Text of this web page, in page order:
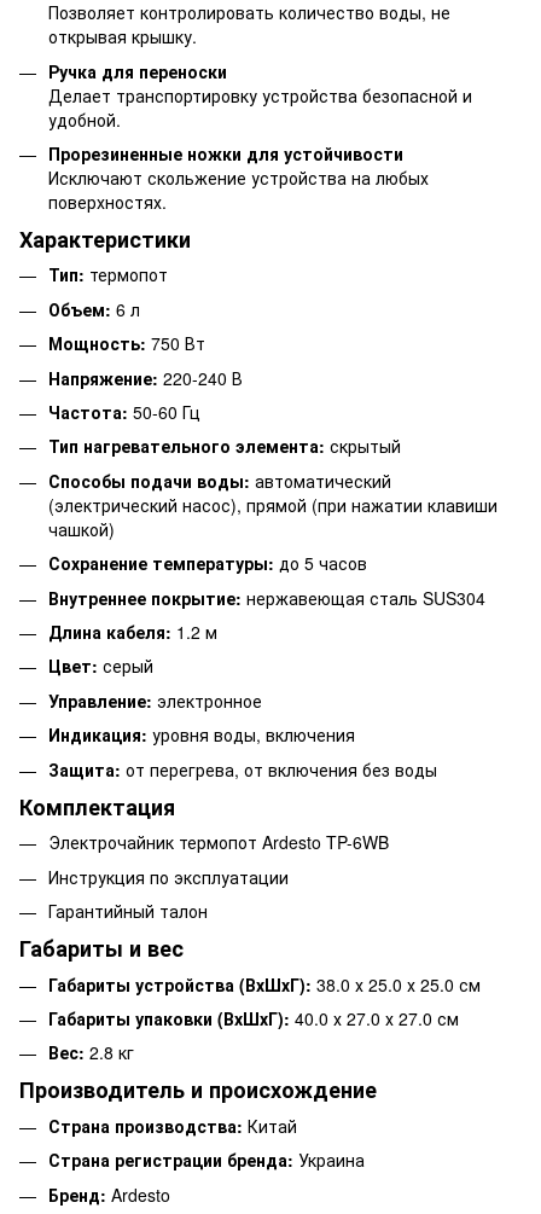
Позволяет контролировать количество воды, не
открывая крышку.
Ручка для переноски
Делает транспортировку устройства безопасной и
удобной.
Прорезиненные ножки для устойчивости
Исключают скольжение устройства на любых
поверхностях.
Характеристики
Тип: термопот
Объем: 6 л
Мощность: 750 Вт
Напряжение: 220-240 В
Частота: 50-60 Гц
Тип нагревательного элемента: скрытый
Способы подачи воды: автоматический
(электрический насос), прямой (при нажатии клавиши
чашкой)
Сохранение температуры: до 5 часов
Внутреннее покрытие: нержавеющая сталь SUS304
Длина кабеля: 1.2 м
Цвет: серый
Управление: электронное
Индикация: уровня воды, включения
Защита: от перегрева, от включения без воды
Комплектация
Электрочайник термопот Ardesto TP-6WB
Инструкция по эксплуатации
Гарантийный талон
Габариты и вес
Габариты устройства (ВхШхГ): 38.0 х 25.0 х 25.0 см
Габариты упаковки (ВхШхГ): 40.0 х 27.0 х 27.0 см
Вес: 2.8 кг
Производитель и происхождение
Страна производства: Китай
Страна регистрации бренда: Украина
Бренд: Ardesto